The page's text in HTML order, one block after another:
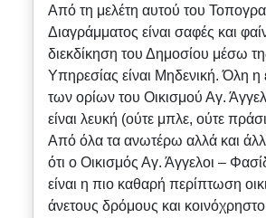
Από τη μελέτη αυτού του
Διαγράμματος είναι σαφές και
διεκδίκηση του Δημοσίου μέσω
Υπηρεσίας είναι Μηδενική. Όλη η
των ορίων του Οικισμού Αγ.
είναι λευκή (ούτε μπλε, ούτε
Από όλα τα ανωτέρω αλλά και
ότι ο Οικισμός Αγ. Άγγελοι –
είναι η πιο καθαρή περίπτωση
άνετους δρόμους και